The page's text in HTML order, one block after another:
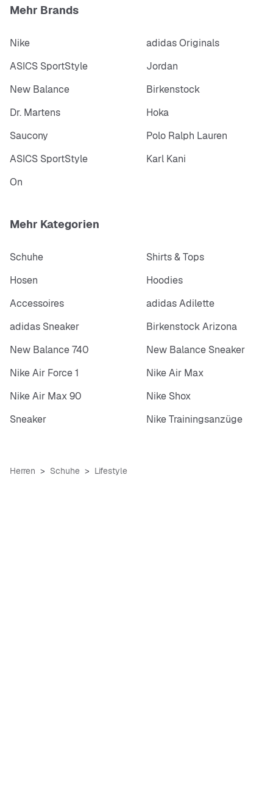
Mehr Brands
Nike
adidas Originals
ASICS SportStyle
Jordan
New Balance
Birkenstock
Dr. Martens
Hoka
Saucony
Polo Ralph Lauren
ASICS SportStyle
Karl Kani
On
Mehr Kategorien
Schuhe
Shirts & Tops
Hosen
Hoodies
Accessoires
adidas Adilette
adidas Sneaker
Birkenstock Arizona
New Balance 740
New Balance Sneaker
Nike Air Force 1
Nike Air Max
Nike Air Max 90
Nike Shox
Sneaker
Nike Trainingsanzüge
Herren Schuhe Lifestyle